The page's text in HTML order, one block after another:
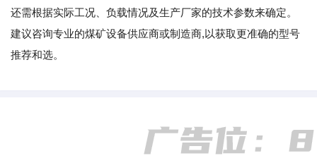
还需根据实际工况、负载情况及生产厂家的技术参数来确定。
建议咨询专业的煤矿设备供应商或制造商,以获取更准确的型号
推荐和选。